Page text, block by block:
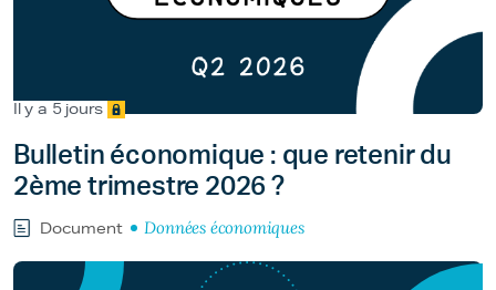
Il y a 5 jours
Bulletin économique : que retenir du
2ème trimestre 2026 ?
Document Données économiques